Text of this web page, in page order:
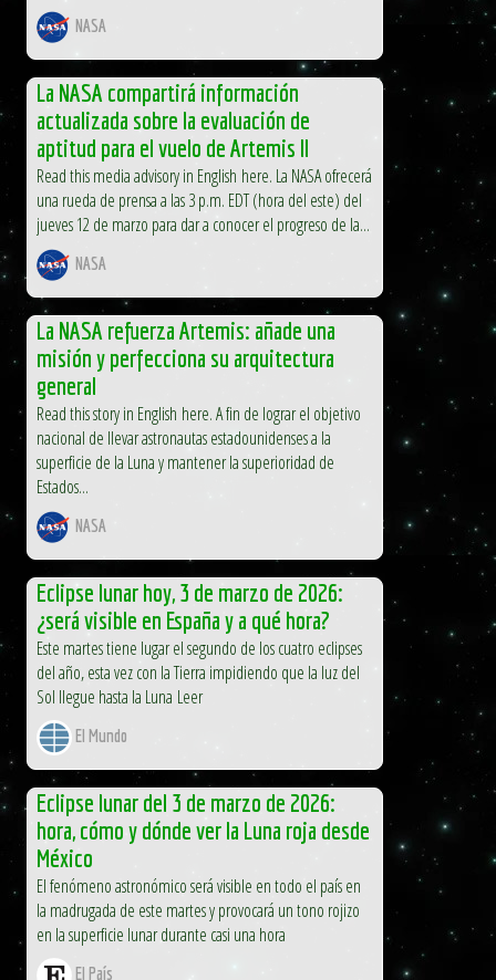
NASA
La NASA compartirá información
actualizada sobre la evaluación de
aptitud para el vuelo de Artemis II
Read this media advisory in English here. La NASA ofrecerá
una rueda de prensa a las 3 p.m. EDT (hora del este) del
jueves 12 de marzo para dar a conocer el progreso de la...
NASA
La NASA refuerza Artemis: añade una
misión y perfecciona su arquitectura
general
Read this story in English here. A fin de lograr el objetivo
nacional de llevar astronautas estadounidenses a la
superficie de la Luna y mantener la superioridad de
Estados...
NASA
Eclipse lunar hoy, 3 de marzo de 2026:
¿será visible en España y a qué hora?
Este martes tiene lugar el segundo de los cuatro eclipses
del año, esta vez con la Tierra impidiendo que la luz del
Sol llegue hasta la Luna Leer
El Mundo
Eclipse lunar del 3 de marzo de 2026:
hora, cómo y dónde ver la Luna roja desde
México
El fenómeno astronómico será visible en todo el país en
la madrugada de este martes y provocará un tono rojizo
en la superficie lunar durante casi una hora
El País